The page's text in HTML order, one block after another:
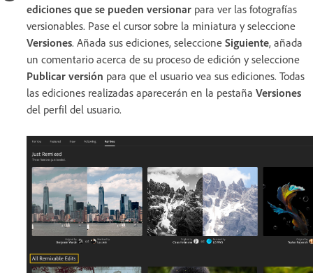
ediciones que se pueden versionar para ver las fotografías
versionables. Pase el cursor sobre la miniatura y seleccione
Versiones. Añada sus ediciones, seleccione Siguiente, añada
un comentario acerca de su proceso de edición y seleccione
Publicar versión para que el usuario vea sus ediciones. Todas
las ediciones realizadas aparecerán en la pestaña Versiones
del perfil del usuario.